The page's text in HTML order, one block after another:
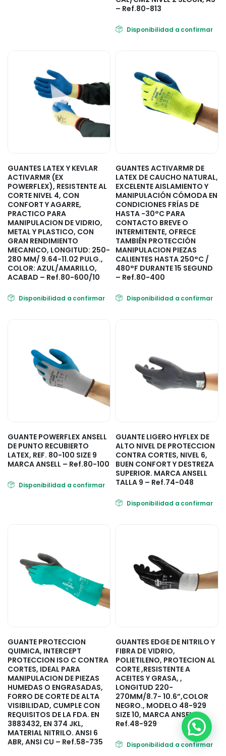
– Ref.80-813
Disponibilidad a confirmar
GUANTES LATEX Y KEVLAR
ACTIVARMR (EX
POWERFLEX), RESISTENTE AL
CORTE NIVEL 4, CON
CONFORT Y AGARRE,
PRACTICO PARA
MANIPULACION DE VIDRIO,
METAL Y PLASTICO, CON
GRAN RENDIMIENTO
MECANICO, LONGITUD: 250-
280 MM/ 9.64-11.02 PULG.,
COLOR: AZUL/AMARILLO,
ACABAD – Ref.80-600/10
Disponibilidad a confirmar
GUANTES ACTIVARMR DE
LATEX DE CAUCHO NATURAL,
EXCELENTE AISLAMIENTO Y
MANIPULACIÓN CÓMODA EN
CONDICIONES FRÍAS DE
HASTA -30°C PARA
CONTACTO BREVE O
INTERMITENTE, OFRECE
TAMBIÉN PROTECCIÓN
MANIPULACION PIEZAS
CALIENTES HASTA 250°C /
480°F DURANTE 15 SEGUND
– Ref.80-400
Disponibilidad a confirmar
GUANTE POWERFLEX ANSELL
DE PUNTO RECUBIERTO
LATEX, REF. 80-100 SIZE 9
MARCA ANSELL – Ref.80-100
Disponibilidad a confirmar
GUANTE LIGERO HYFLEX DE
ALTO NIVEL DE PROTECCION
CONTRA CORTES, NIVEL 6,
BUEN CONFORT Y DESTREZA
SUPERIOR. MARCA ANSELL
TALLA 9 – Ref.74-048
Disponibilidad a confirmar
GUANTE PROTECCION
QUIMICA, INTERCEPT
PROTECCION ISO C CONTRA
CORTES, IDEAL PARA
MANIPULACION DE PIEZAS
HUMEDAS O ENGRASADAS,
FORRO DE CORTE DE ALTA
VISIBILIDAD, CUMPLE CON
REQUISITOS DE LA FDA. EN
3883432, EN 374 JKL,
MATERIAL NITRILO. ANSI 6
ABR, ANSI CU – Ref.58-735
GUANTES EDGE DE NITRILO Y
FIBRA DE VIDRIO,
POLIETILENO, PROTECION AL
CORTE ,RESISTENTE A
ACEITES Y GRASA, ,
LONGITUD 220-
270MM/8.7- 10.6”,COLOR
NEGRO., MODELO 48-929
SIZE 10, MARCA ANSELL –
Ref.48-929
Disponibilidad a confirmar